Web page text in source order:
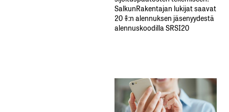
SalkunRakentajan lukijat saavat
20 %:n alennuksen jäsenyydestä
alennuskoodilla SRSI20